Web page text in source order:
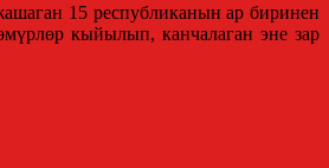
15 республиканын ар биринен
кыйылып, канчалаган эне зар